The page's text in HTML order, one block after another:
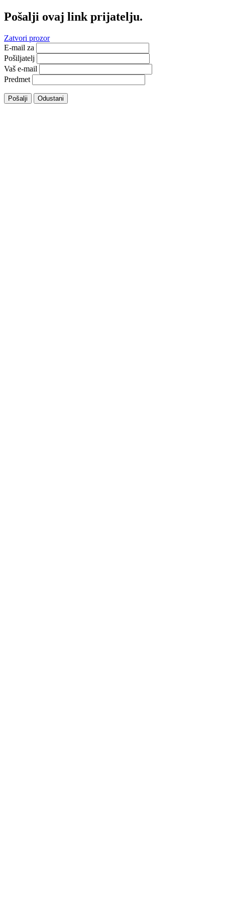
Pošalji ovaj link prijatelju.
Zatvori prozor
E-mail za
Pošiljatelj
Vaš e-mail
Predmet
Pošalji Odustani